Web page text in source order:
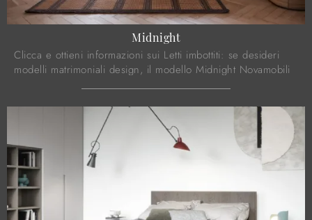
Midnight
Clicca e ottieni informazioni sui Letti imbottiti: se desideri
modelli matrimoniali design, il modello Midnight Novamobili